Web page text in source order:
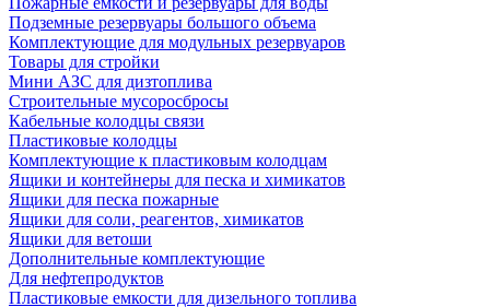
Подземные резервуары большого объема
Комплектующие для модульных резервуаров
Товары для стройки
Мини АЗС для дизтоплива
Строительные мусоросбросы
Кабельные колодцы связи
Пластиковые колодцы
Комплектующие к пластиковым колодцам
Ящики и контейнеры для песка и химикатов
Ящики для песка пожарные
Ящики для соли, реагентов, химикатов
Ящики для ветоши
Дополнительные комплектующие
Для нефтепродуктов
Пластиковые емкости для дизельного топлива